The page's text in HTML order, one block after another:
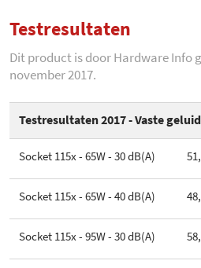
Socket AM1
Socket AM2/AM3/AM3+
Gewicht
Hoogte
Extra weerstand voor stillere
werking
RPM Min.
RPM Max.
Luchtverplaatsing min. 66
Luchtverplaatsing max.
Toegevoegd aan Hardware
Testresultaten
Dit product is door Hardware Info
november 2017.
Testresultaten 2017 - Vaste
Socket 115x - 65W - 30 dB(A)
Socket 115x - 65W - 40 dB(A)
Socket 115x - 95W - 30 dB(A)